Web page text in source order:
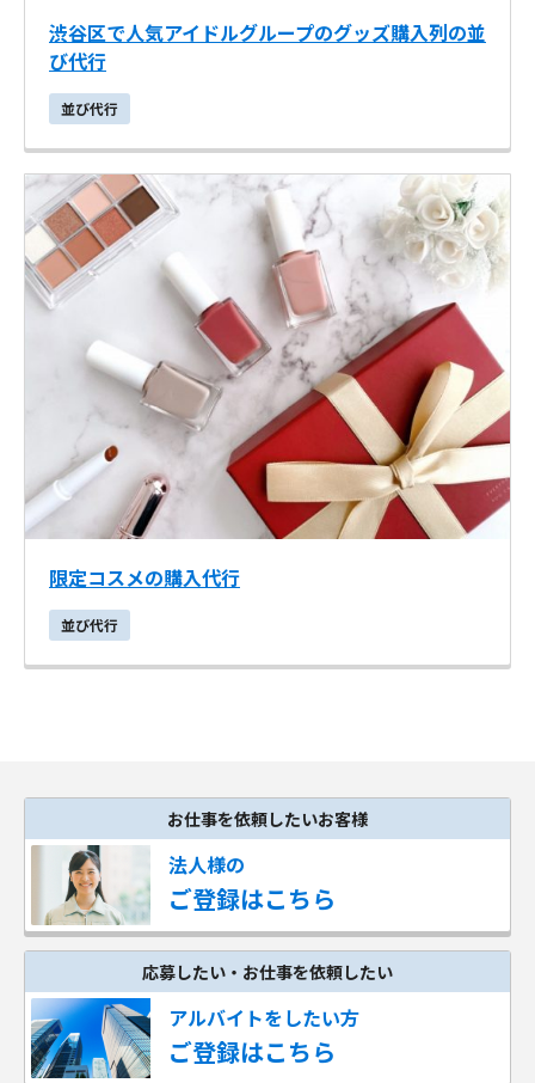
渋谷区で人気アイドルグループのグッズ購入列の並
び代行
並び代行
限定コスメの購入代行
並び代行
お仕事を依頼したいお客様
法人様の
ご登録はこちら
応募したい・お仕事を依頼したい
アルバイトをしたい方
ご登録はこちら